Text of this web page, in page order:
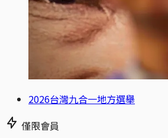
2026台灣九合一地方選舉
僅限會員